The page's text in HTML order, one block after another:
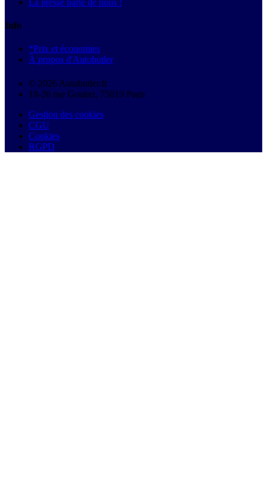
Info
*Prix et économies
À propos d'Autobutler
© 2026 Autobutler.fr
18-26 rue Goubet, 75019 Paris
Gestion des cookies
CGU
Cookies
RGPD